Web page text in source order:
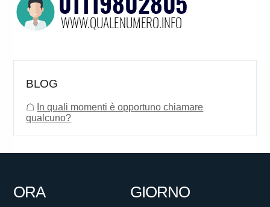
BLOG
☖ In quali momenti è opportuno chiamare
qualcuno?
ORA GIORNO